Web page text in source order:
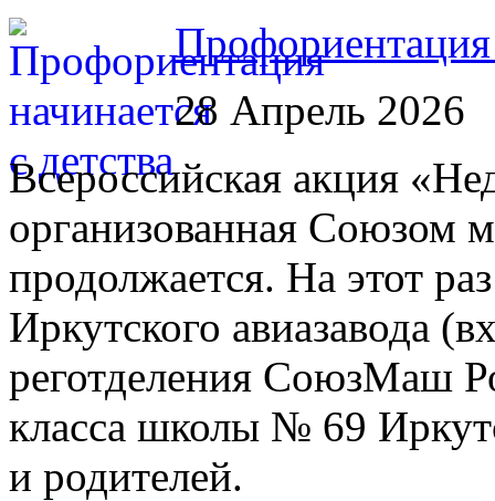
Профориентация
28 Апрель 2026
Всероссийская акция
организованная Союзом
продолжается. На этот
Иркутского авиазавода
реготделения СоюзМаш
класса школы № 69
и родителей.